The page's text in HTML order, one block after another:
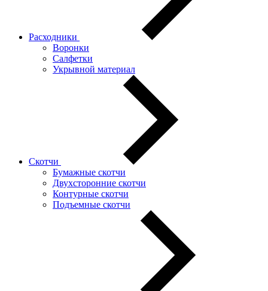
Расходники
Воронки
Салфетки
Укрывной материал
Скотчи
Бумажные скотчи
Двухсторонние скотчи
Контурные скотчи
Подъемные скотчи